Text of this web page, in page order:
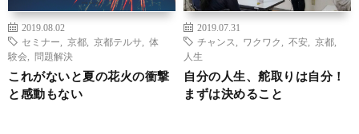
2019.08.02
セミナー
京都 京都テルサ
体
験会
問題解決
これがないと夏の花火の衝撃
と感動もない
2019.07.31
チャンス
ワクワク 不安 京都
人生
自分の人生、舵取りは自分！
まずは決めること